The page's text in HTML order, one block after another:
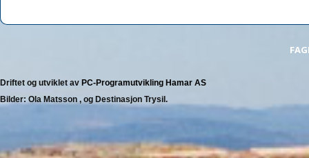
Driftet og utviklet av PC-Programutvikling Hamar AS
Bilder: Ola Matsson , og Destinasjon Trysil.